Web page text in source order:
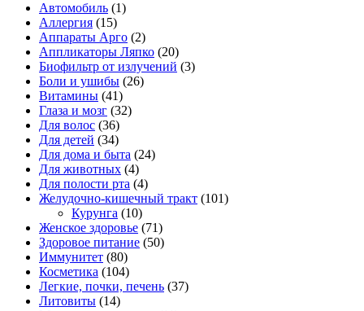
Автомобиль (1)
Аллергия (15)
Аппараты Арго (2)
Аппликаторы Ляпко (20)
Биофильтр от излучений (3)
Боли и ушибы (26)
Витамины (41)
Глаза и мозг (32)
Для волос (36)
Для детей (34)
Для дома и быта (24)
Для животных (4)
Для полости рта (4)
Желудочно-кишечный тракт (101)
Курунга (10)
Женское здоровье (71)
Здоровое питание (50)
Иммунитет (80)
Косметика (104)
Легкие, почки, печень (37)
Литовиты (14)